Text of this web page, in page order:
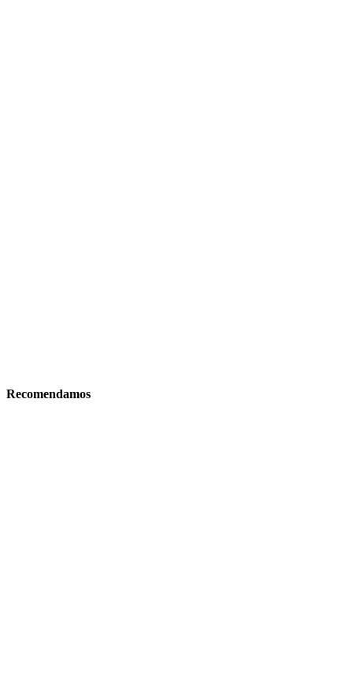
Recomendamos